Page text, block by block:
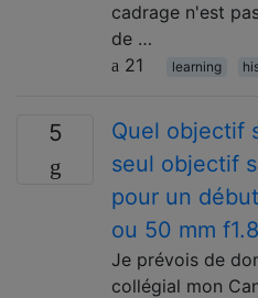
cadrage n'est
de …
21
learning
5
Quel objectif
seul objectif
pour un
ou 50 mm
Je prévois de
collégial mon